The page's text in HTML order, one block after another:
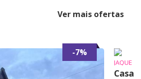
Ver mais ofertas
-7%
JAQUE
Casa